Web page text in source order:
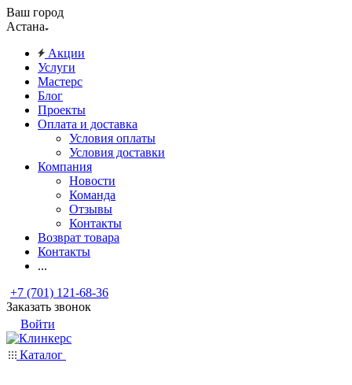
Ваш город
Астана
Акции
Услуги
Мастерс
Блог
Проекты
Оплата и доставка
Условия оплаты
Условия доставки
Компания
Новости
Команда
Отзывы
Контакты
Возврат товара
Контакты
...
+7 (701) 121-68-36
Заказать звонок
Войти
Каталог